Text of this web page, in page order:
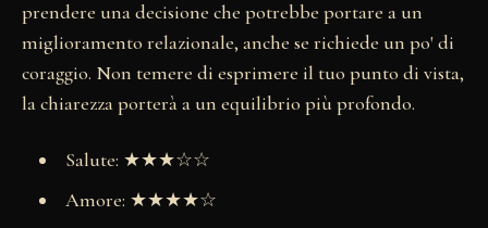
prendere una decisione che potrebbe portare a un
miglioramento relazionale, anche se richiede un po' di
coraggio. Non temere di esprimere il tuo punto di vista,
la chiarezza porterà a un equilibrio più profondo.
Salute: ★★★☆☆
Amore: ★★★★☆